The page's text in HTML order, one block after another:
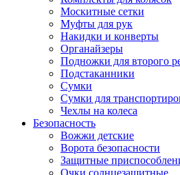
Москитные сетки
Муфты для рук
Накидки и конверты
Органайзеры
Подножки для второго
Подстаканники
Сумки
Сумки для
Чехлы на колеса
Безопасность
Вожжи детские
Ворота безопасности
Защитные
Очки солнцезащитные